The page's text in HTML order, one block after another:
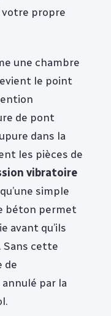
votre propre
une chambre
le point
de pont
dans la
les pièces de
vibratoire
simple
béton permet
avant qu’ils
Sans cette
de
par la